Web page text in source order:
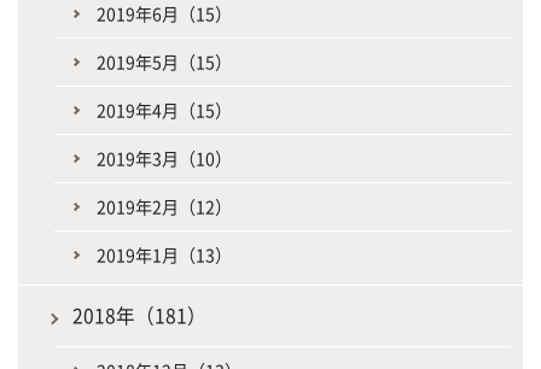
2019年6月（15）
2019年5月（15）
2019年4月（15）
2019年3月（10）
2019年2月（12）
2019年1月（13）
2018年（181）